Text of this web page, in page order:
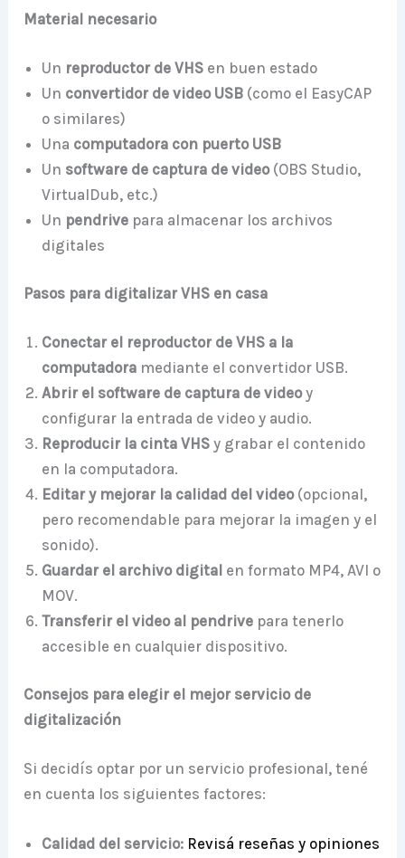
Material necesario
Un reproductor de VHS en buen estado
Un convertidor de video USB (como el EasyCAP
o similares)
Una computadora con puerto USB
Un software de captura de video(OBS Studio,
VirtualDub, etc.)
Un pendrive para almacenar los archivos
digitales
Pasos para digitalizar VHS en casa
Conectar el reproductor de VHS a la
computadora mediante el convertidor USB.
Abrir el software de captura de videoy
configurar la entrada de video y audio.
Reproducir la cinta VHS y grabar el contenido
en la computadora.
Editar y mejorar la calidad del video(opcional,
pero recomendable para mejorar la imagen y el
sonido).
Guardar el archivo digital en formato MP4, AVI o
MOV.
Transferir el video al pendrive para tenerlo
accesible en cualquier dispositivo.
Consejos para elegir el mejor servicio de
digitalización
Si decidís optar por un servicio profesional, tené
en cuenta los siguientes factores:
Calidad del servicio: Revisá reseñas y opiniones